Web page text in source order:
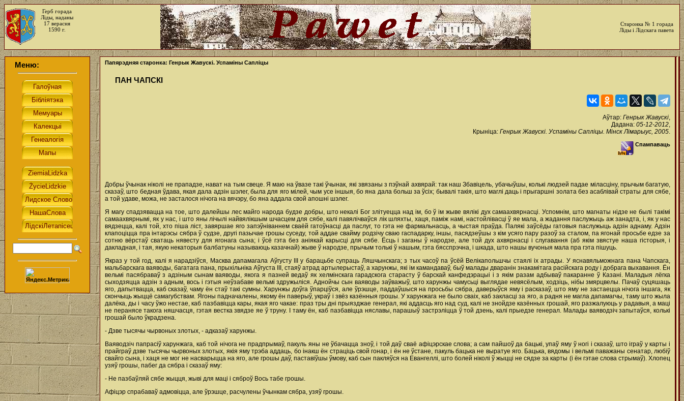
Герб горада
Ліды, наданы
17 верасня
1590 г.
Старонка № 1 горада
Ліды і Лідскага павета
Меню: Папярэдняя старонка: Генрык Жавускі. Успаміны Сапліцы
ПАН ЧАПСКІ
Аўтар: Генрык Жавускі,
Дадана: 05-12-2012,
Крыніца: Генрык Жавускі. Успаміны Сапліцы. Мінск Лімарыус, 2005.
Спампаваць
Добры ўчынак ніколі не прападзе, нават на тым свеце. Я маю на ўвазе такі ўчынак, які звязаны з пэўнай ахвярай: так наш Збавіцель, убачыўшы, колькі людзей падае міласціну, прычым багатую,
сказаў, што бедная ўдава, якая дала адзін шэлег, была для яго мілей, чым усе іншыя, бо яна дала больш за ўсіх; бывалі такія, што маглі даць i прыгаршні золата без асаблівай страты для сябе,
а той удаве, можа, не засталося нічога на вячэру, бо яна аддала свой апошні шэлег.
Я магу спадзявацца на тое, што далейшы лес майго народа будзе добры, што некалі Бог злітуецца над ім, бо ў ім жыве вялікі дух самаахвярнасці. Успомнім, што магнаты нідзе не былі такімі
самаахвярнымі, як у нас, i што яны лічылі найвялікшым шчасцем для сябе, калі павялічваўся лік шляхты, хаця, паміж намі, настойлівасці ў яе мала, а жадання паслужыць аж занадта, і, як у нас
вядзецца, калі той, хто піша ліст, завяршае яго запэўніваннем сваёй гатоўнасці да паслуг, то гэта не фармальнасць, а чыстая праўда. Палякі заўсёды гатовыя паслужыць адзін аднаму. Адзін
клапоціцца пра інтарэсы сябра ў судзе, другі пазычае грошы суседу, той аддае свайму родзічу сваю гаспадарку, іншы, пасядзеўшы з кім усяго пару разоў за сталом, па ягонай просьбе едзе за
сотню вёрстаў сватаць нявесту для ягонага сына; i ўсё гэта без аніякай карысці для сябе. Ёсць i заганы ў народзе, але той дух ахвярнасці i слугавання (аб якім звястуе наша гісторыя, i
дакладная, i тая, якую некаторыя балбатуны называюць казачнай) жыве ў народзе, прычым толькі ў нашым, гэта бясспрэчна, i шкада, што нашы вучоныя мала пра гэта пішуць.
Якраз у той год, калі я нарадзіўся, Масква дапамагала Аўгусту III у барацьбе супраць Ляшчынскага; з тых часоў па ўсёй Велікапольшчы стаялі ix атрады. У яснавяльможнага пана Чапскага,
мальбарскага ваяводы, багатага пана, прыхільніка Аўгуста III, стаяў атрад артылерыстаў, а харунжы, які ім камандаваў, быў малады дваранін знакамітага расійскага роду i добрага выхавання. Ён
вельмі пасябраваў з адзіным сынам ваяводы, якога я пазней ведаў як хелмінскага гарадскога старасту ў барскай канфедэрацыі i з якім разам адбываў пакаранне ў Казані. Маладыя лёгка
сыходзяцца адзін з адным, вось i гэтыя неўзабаве вельмі здружыліся. Аднойчы сын ваяводы заўважыў, што харунжы чамусьці выглядае невясёлым, ходзіць, нібы змярцвелы. Пачаў суцяшаць
яго, дапытвацца, каб сказаў, чаму ён стаў такі сумны. Харунжы доўга ўпарціўся, але ўрэшце, паддаўшыся на просьбы сябра, даверыўся яму i расказаў, што яму не застаецца нічога іншага, як
скончыць жыццё самагубствам. Ягоны падначалены, якому ён паверыў, украў i звёз казённыя грошы. У харунжага не было сваіх, каб закласці за яго, а радня не магла дапамагчы, таму што жыла
далёка, ды i часу ўжо нестае, каб пазбавіцца кары, якая яго чакае: праз тры дні прыязджае генерал, які аддасць яго над суд, калі не знойдзе казённых грошай, яго разжалуюць у радавыя, а маці
не перанясе такога няшчасця, гэтая вестка звядзе яе ў труну. I таму ён, каб пазбавіцца няславы, парашыў застрэліцца ў той дзень, калі прыедзе генерал. Малады ваяводзіч запытаўся, колькі
грошай было ўкрадзена.
- Дзве тысячы чырвоных злотых, - адказаў харунжы.
Ваяводзіч папрасіў харунжага, каб той нічога не прадпрымаў, пакуль яны не ўбачацца зноў, i той даў сваё афіцэрскае слова; а сам пайшоў да бацькі, упаў яму ў ногі i сказаў, што іграў у карты i
прайграў дзве тысячы чырвоных злотых, якія яму трэба аддаць, бо інакш ён страціць свой гонар, i ён не ўстане, пакуль бацька не выратуе яго. Бацька, вядомы i вельмі паважаны сенатар, любіў
свайго сына, i хаця не мог не насварыцца на яго, але грошы даў, паставіўшы ўмову, каб сын пакляўся на Евангеллі, што болей ніколі ў жыцці не сядзе за карты (i ён гэтае слова стрымаў). Хлопец
узяў грошы, пабег да сябра i сказаў яму:
- Не пазбаўляй сябе жыцця, жыві для маці i сяброў Вось табе грошы.
Афіцэр спрабаваў адмовіцца, але ўрэшце, расчулены ўчынкам сябра, узяў грошы.